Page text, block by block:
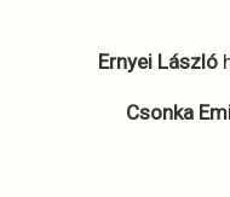
Ernyei László
Csonka